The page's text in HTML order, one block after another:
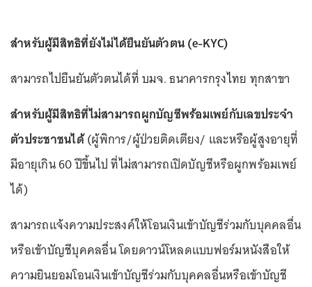
สำหรับผู้มีสิทธิที่ยังไม่ได้ยืนยันตัวตน (e-KYC)
สามารถไปยืนยันตัวตนได้ที่ บมจ. ธนาคารกรุงไทย ทุกสาขา
สำหรับผู้มีสิทธิที่ไม่สามารถผูกบัญชีพร้อมเพย์กับเลขประจำ
ตัวประชาชนได้(ผู้พิการ/ผู้ป่วยติดเตียง/ และหรือผู้สูงอายุที่
มีอายุเกิน 60 ปีขึ้นไป ที่ไม่สามารถเปิดบัญชีหรือผูกพร้อมเพย์
ได้)
สามารถแจ้งความประสงค์ให้โอนเงินเข้าบัญชีร่วมกับบุคคลอื่น
หรือเข้าบัญชีบุคคลอื่น โดยดาวน์โหลดแบบฟอร์มหนังสือให้
ความยินยอมโอนเงินเข้าบัญชีร่วมกับบุคคลอื่นหรือเข้าบัญชี